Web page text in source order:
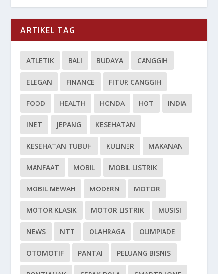
ARTIKEL TAG
ATLETIK BALI BUDAYA CANGGIH
ELEGAN FINANCE FITUR CANGGIH
FOOD HEALTH HONDA HOT INDIA
INET JEPANG KESEHATAN
KESEHATAN TUBUH KULINER MAKANAN
MANFAAT MOBIL MOBIL LISTRIK
MOBIL MEWAH MODERN MOTOR
MOTOR KLASIK MOTOR LISTRIK MUSISI
NEWS NTT OLAHRAGA OLIMPIADE
OTOMOTIF PANTAI PELUANG BISNIS